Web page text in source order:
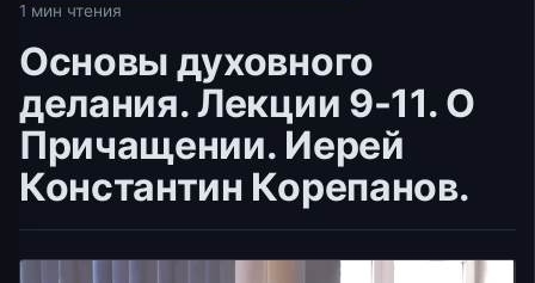
1 мин чтения
Основы духовного
делания. Лекции 9-11. О
Причащении. Иерей
Константин Корепанов.